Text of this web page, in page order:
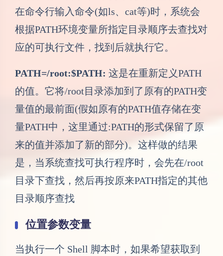
在命令行输入命令(如ls、cat等)时，系统会
根据PATH环境变量所指定目录顺序去查找对
应的可执行文件，找到后就执行它。
PATH=/root:$PATH: 这是在重新定义PATH
的值。它将/root目录添加到了原有的PATH变
量值的最前面(假如原有的PATH值存储在变
量PATH中，这里通过:PATH的形式保留了原
来的值并添加了新的部分)。这样做的结果
是，当系统查找可执行程序时，会先在/root
目录下查找，然后再按原来PATH指定的其他
目录顺序查找
位置参数变量
当执行一个 Shell 脚本时，如果希望获取到